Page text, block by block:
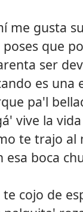
me gusta
poses que
ser
es una
pa'l
vive la
te trajo al
esa boca
te cojo de